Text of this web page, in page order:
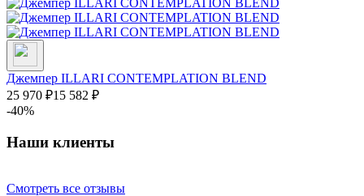
Джемпер ILLARI CONTEMPLATION BLEND
25 970 ₽15 582 ₽
-40%
Наши клиенты
Смотреть все отзывы